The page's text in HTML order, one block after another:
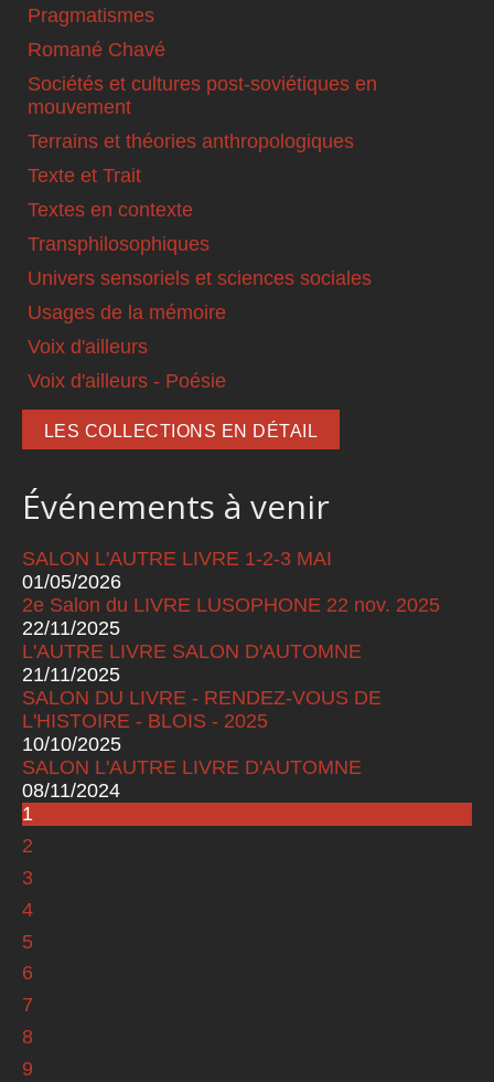
Pragmatismes
Romané Chavé
Sociétés et cultures post-soviétiques en
mouvement
Terrains et théories anthropologiques
Texte et Trait
Textes en contexte
Transphilosophiques
Univers sensoriels et sciences sociales
Usages de la mémoire
Voix d'ailleurs
Voix d'ailleurs - Poésie
LES COLLECTIONS EN DÉTAIL
Événements à venir
SALON L'AUTRE LIVRE 1-2-3 MAI
01/05/2026
2e Salon du LIVRE LUSOPHONE 22 nov. 2025
22/11/2025
L'AUTRE LIVRE SALON D'AUTOMNE
21/11/2025
SALON DU LIVRE - RENDEZ-VOUS DE
L'HISTOIRE - BLOIS - 2025
10/10/2025
SALON L'AUTRE LIVRE D'AUTOMNE
08/11/2024
Pages
1
2
3
4
5
6
7
8
9